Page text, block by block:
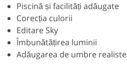
Piscină și facilități adăugate
Corecția culorii
Editare Sky
Îmbunătățirea luminii
Adăugarea de umbre realiste